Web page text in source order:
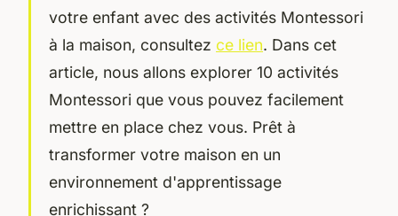
votre enfant avec des activités Montessori
à la maison, consultez ce lien. Dans cet
article, nous allons explorer 10 activités
Montessori que vous pouvez facilement
mettre en place chez vous. Prêt à
transformer votre maison en un
environnement d'apprentissage
enrichissant ?